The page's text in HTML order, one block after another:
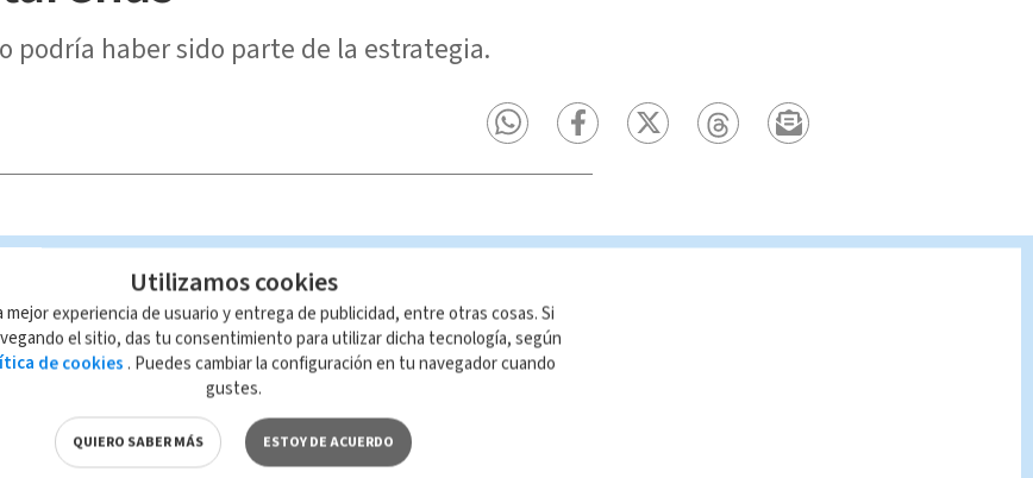
podría haber sido parte de la estrategia.
Sicarios
mismo que es propiedad de TELEDIARIO; su reproducción no
leyes aplicables.
Utilizamos cookies
mejor experiencia de usuario y entrega de publicidad, entre otras cosas. Si
el sitio, das tu consentimiento para utilizar dicha tecnología, según
de cookies . Puedes cambiar la configuración en tu navegador cuando
gustes.
QUIERO SABER MÁS ESTOY DE ACUERDO